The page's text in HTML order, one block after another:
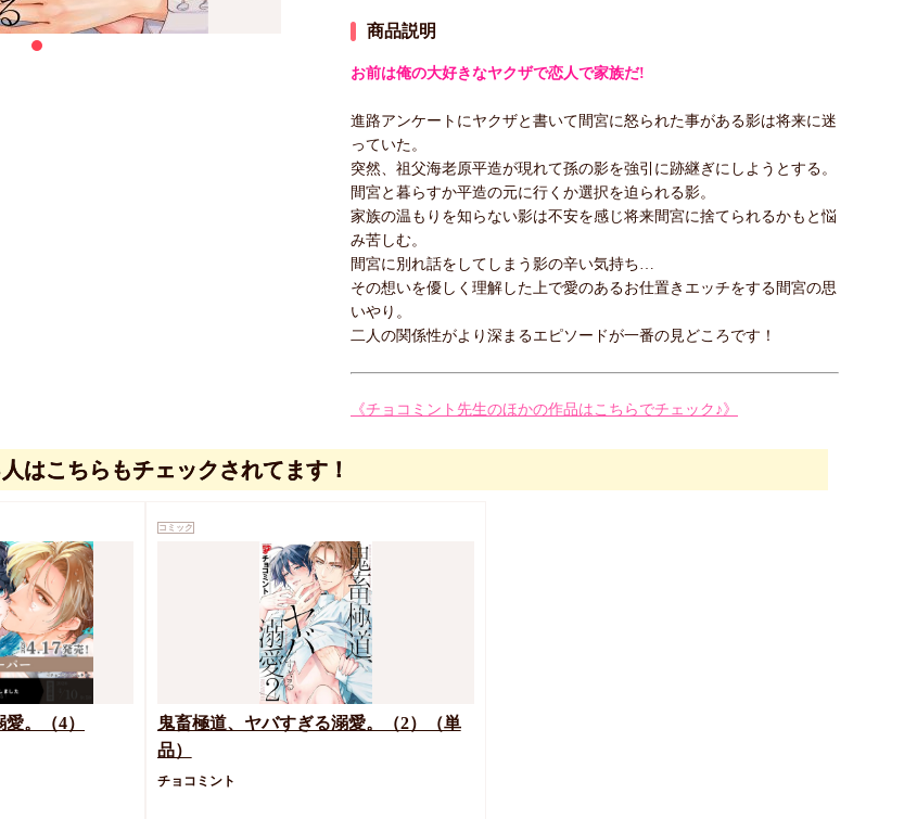
商品説明
お前は俺の大好きなヤクザで恋人で家族だ!
進路アンケートにヤクザと書いて間宮に怒られた事がある影は将来に迷
っていた。
突然、祖父海老原平造が現れて孫の影を強引に跡継ぎにしようとする。
間宮と暮らすか平造の元に行くか選択を迫られる影。
家族の温もりを知らない影は不安を感じ将来間宮に捨てられるかもと悩
み苦しむ。
間宮に別れ話をしてしまう影の辛い気持ち…
その想いを優しく理解した上で愛のあるお仕置きエッチをする間宮の思
いやり。
二人の関係性がより深まるエピソードが一番の見どころです！
《チョコミント先生のほかの作品はこちらでチェック♪》
はこちらもチェックされてます！
。（4）
コミック
鬼畜極道、ヤバすぎる溺愛。（2）（単
品）
チョコミント